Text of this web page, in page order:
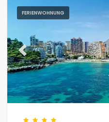
FERIENWOHNUNG
Previous